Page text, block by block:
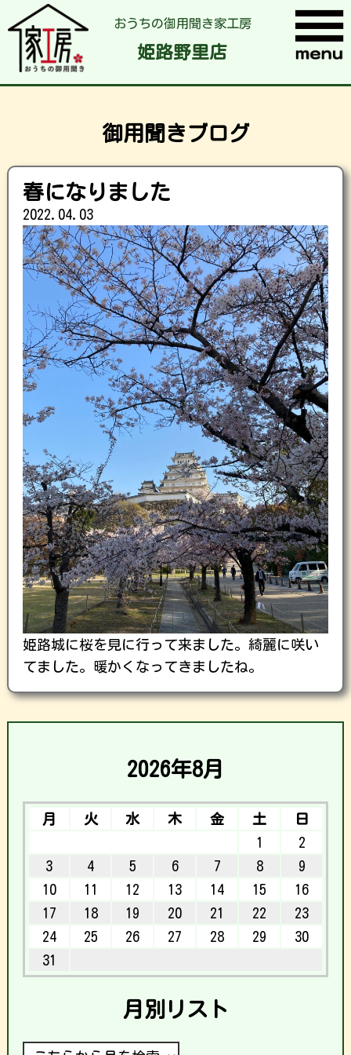
おうちの御用聞き家工房
姫路野里店
御用聞きブログ
春になりました
2022.04.03
姫路城に桜を見に行って来ました。綺麗に咲い
てました。暖かくなってきましたね。
2026年8月
月 火 水 木 金 土
日
1
2
3
4 5 6 7 8
9
10
11 12 13 14 15
16
17
18 19 20 21 22
23
24
25 26 27 28 29
30
31
月別リスト